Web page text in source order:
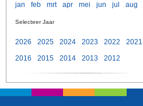
jan feb mrt apr mei jun jul aug
Selecteer Jaar
2026 2025 2024 2023 2022 2021
2016
2015 2014 2013 2012